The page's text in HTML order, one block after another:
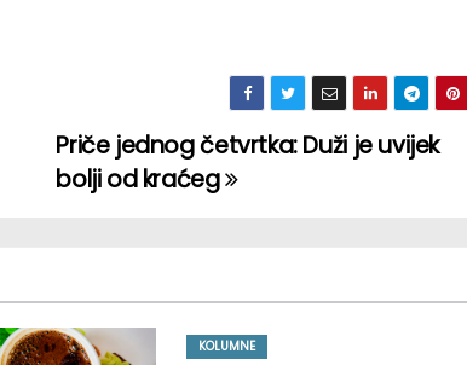
Priče jednog četvrtka: Duži je uvijek
bolji od kraćeg
KOLUMNE